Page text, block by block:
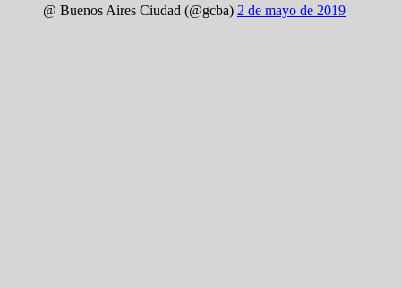
@ Buenos Aires Ciudad (@gcba) 2 de mayo de 2019